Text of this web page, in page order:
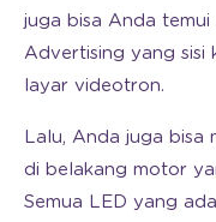
juga bisa Anda
Advertising yang sisi
layar videotron.
Lalu, Anda juga bisa
di belakang motor
Semua LED yang